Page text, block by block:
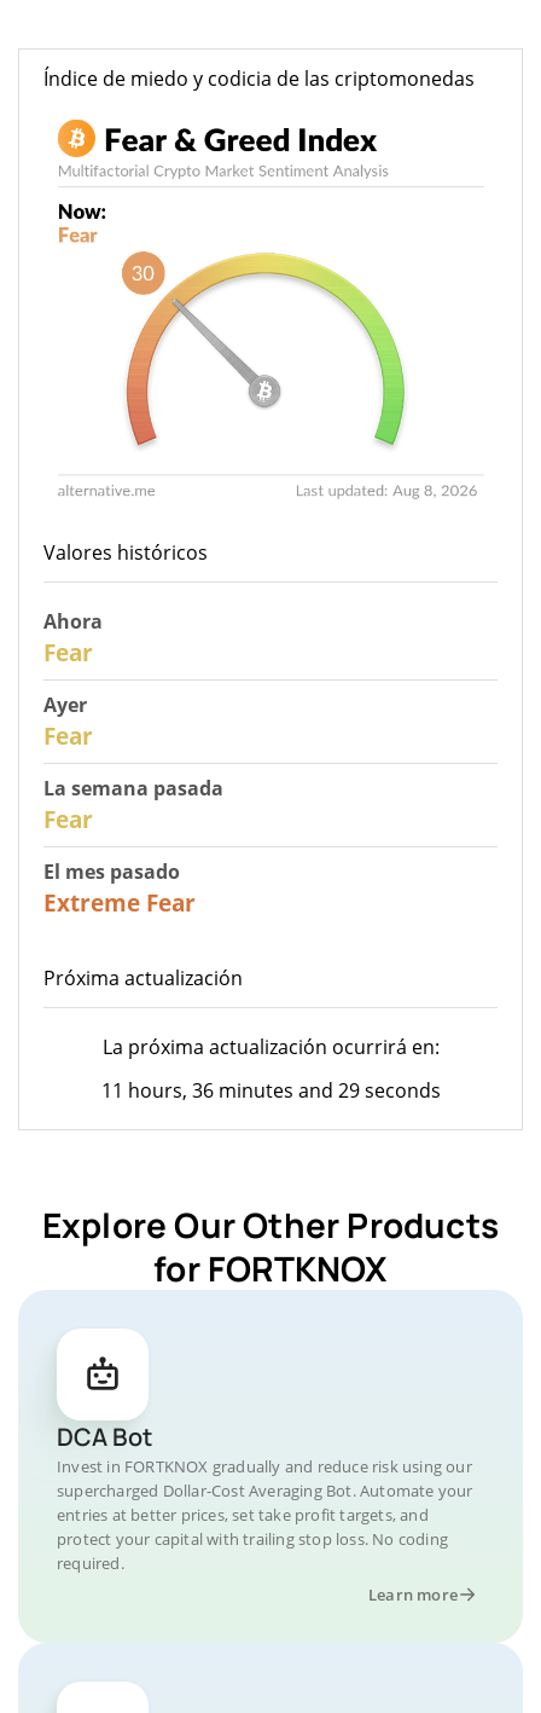
Índice de miedo y codicia de las criptomonedas
Valores históricos
Ahora
Fear
Ayer
Fear
La semana pasada
Fear
El mes pasado
Extreme Fear
Próxima actualización
La próxima actualización ocurrirá en:
11 hours, 36 minutes and 29 seconds
Explore Our Other Products
for FORTKNOX
DCA Bot
Invest in FORTKNOX gradually and reduce risk using our
supercharged Dollar-Cost Averaging Bot. Automate your
entries at better prices, set take profit targets, and
protect your capital with trailing stop loss. No coding
required.
Learn more